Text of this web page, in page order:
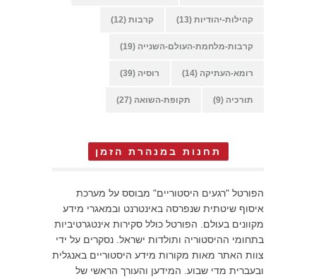
קהילות-יהודיות (13) קרבות (12)
קרבות-מלחמת-העולם-השנייה (19)
רומא-העתיקה (14) רוסיה (39)
תורכיה (9) תקופת-השואה (27)
תחנות במנהרת הזמן
הפורטל "רגעים היסטוריים" מבוסס על מערכת
איסוף שיטתית שנפרסה באינטרנט ובמאגרי מידע
מקוונים בעולם. הפורטל כולל סקירות אינטגרטיביות
בתחומי ההיסטוריה ותולדות ישראל. נסקרים על ידי
צוות האתר מאות מקורות מידע היסטוריים באנגלית
ובעברית מדי שבוע. המידען והעורך הראשי של